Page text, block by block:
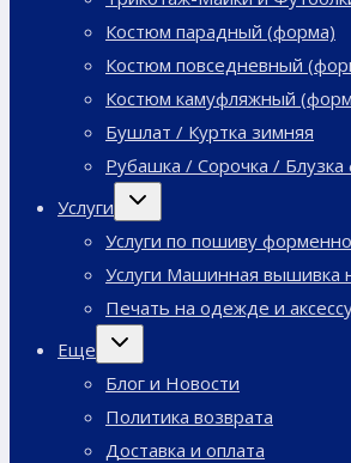
Костюм парадный (форма)
Костюм повседневный
Костюм камуфляжный
Бушлат / Куртка зимняя
Рубашка / Сорочка /
Услуги
Переключить
дочернее
Услуги по пошиву
Услуги Машинная вышивка
Печать на одежде и
Еще
Переключить
дочернее
Блог и Новости
Политика возврата
Доставка и оплата